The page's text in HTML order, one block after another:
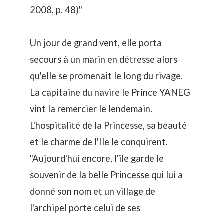
2008, p. 48)"
Un jour de grand vent, elle porta
secours à un marin en détresse alors
qu'elle se promenait le long du rivage.
La capitaine du navire le Prince YANEG
vint la remercier le lendemain.
L'hospitalité de la Princesse, sa beauté
et le charme de l'Ile le conquirent.
"Aujourd'hui encore, l'île garde le
souvenir de la belle Princesse qui lui a
donné son nom et un village de
l'archipel porte celui de ses